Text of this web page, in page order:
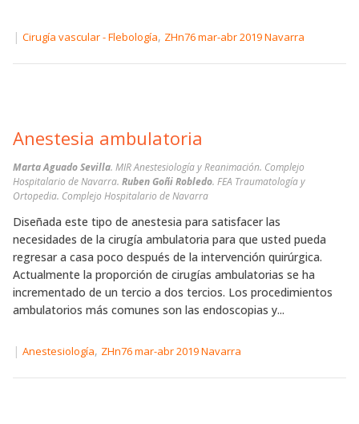
| Cirugía vascular - Flebología, ZHn76 mar-abr 2019 Navarra
Anestesia ambulatoria
Marta Aguado Sevilla. MIR Anestesiología y Reanimación. Complejo
Hospitalario de Navarra. Ruben Goñi Robledo. FEA Traumatología y
Ortopedia. Complejo Hospitalario de Navarra
Diseñada este tipo de anestesia para satisfacer las
necesidades de la cirugía ambulatoria para que usted pueda
regresar a casa poco después de la intervención quirúrgica.
Actualmente la proporción de cirugías ambulatorias se ha
incrementado de un tercio a dos tercios. Los procedimientos
ambulatorios más comunes son las endoscopias y...
| Anestesiología, ZHn76 mar-abr 2019 Navarra